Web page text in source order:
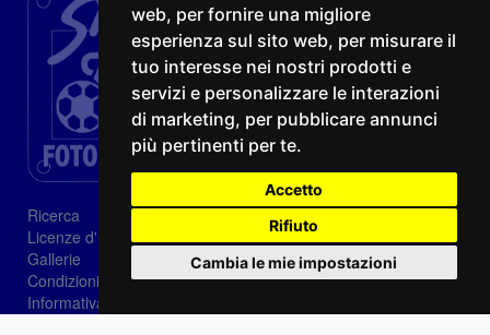
web, per fornire una migliore
esperienza sul sito web, per misurare il
tuo interesse nei nostri prodotti e
servizi e personalizzare le interazioni
di marketing, per pubblicare annunci
più pertinenti per te.
Accetto
Rifiuto
Cambia le mie impostazioni
Ricerca
Licenze d'utilizzo
Gallerie
Condizioni di vendita
Informativa sui Cookie